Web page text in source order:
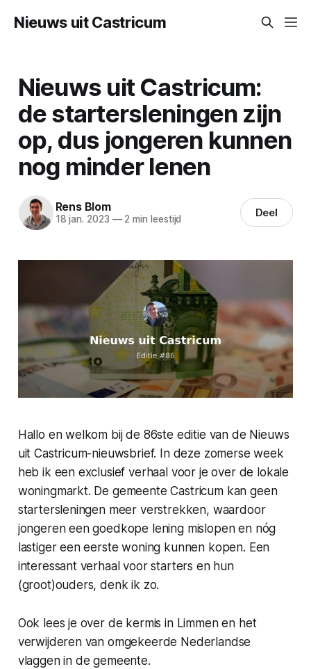
Nieuws uit Castricum
Nieuws uit Castricum:
de startersleningen zijn
op, dus jongeren kunnen
nog minder lenen
Rens Blom
18 jan. 2023 —2 min leestijd Deel
Hallo en welkom bij de 86ste editie van de Nieuws
uit Castricum-nieuwsbrief. In deze zomerse week
heb ik een exclusief verhaal voor je over de lokale
woningmarkt. De gemeente Castricum kan geen
startersleningen meer verstrekken, waardoor
jongeren een goedkope lening mislopen en nóg
lastiger een eerste woning kunnen kopen. Een
interessant verhaal voor starters en hun
(groot)ouders, denk ik zo.
Ook lees je over de kermis in Limmen en het
verwijderen van omgekeerde Nederlandse
vlaggen in de gemeente.